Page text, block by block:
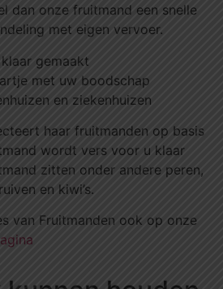
dan onze fruitmand een snelle
met eigen vervoer.
gemaakt
met uw boodschap
en ziekenhuizen
haar fruitmanden op basis
wordt vers voor u klaar
zitten onder andere peren,
en kiwi’s.
van Fruitmanden ook op onze